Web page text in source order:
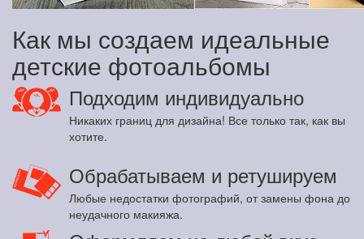
Как мы создаем идеальные
детские фотоальбомы
Подходим индивидуально
Никаких границ для дизайна! Все только так, как вы
хотите.
Обрабатываем и ретушируем
Любые недостатки фотографий, от замены фона до
неудачного макияжа.